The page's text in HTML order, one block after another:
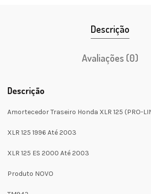
Descrição
Avaliações (0)
Descrição
Amortecedor Traseiro Honda XLR 125 (PRO-
XLR 125 1996 Até 2003
XLR 125 ES 2000 Até 2003
Produto NOVO